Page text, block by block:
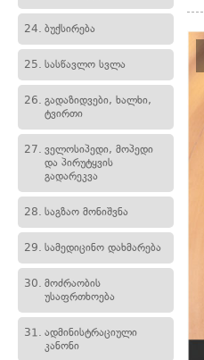
24. ბუქსირება
25. სასწავლო სვლა
26. გადაზიდვები, ხალხი,
ტვირთი
27. ველოსიპედი, მოპედი
და პირუტყვის
გადარეკვა
28. საგზაო მონიშვნა
29. სამედიცინო დახმარება
30. მოძრაობის
უსაფრთხოება
31. ადმინისტრაციული
კანონი